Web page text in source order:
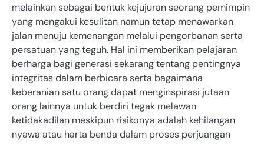
melainkan sebagai bentuk kejujuran seorang pemimpin
yang mengakui kesulitan namun tetap menawarkan
jalan menuju kemenangan melalui pengorbanan serta
persatuan yang teguh. Hal ini memberikan pelajaran
berharga bagi generasi sekarang tentang pentingnya
integritas dalam berbicara serta bagaimana
keberanian satu orang dapat menginspirasi jutaan
orang lainnya untuk berdiri tegak melawan
ketidakadilan meskipun risikonya adalah kehilangan
nyawa atau harta benda dalam proses perjuangan